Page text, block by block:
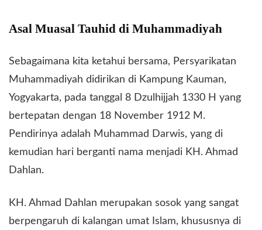
​Asal Muasal Tauhid di Muhammadiyah
​Sebagaimana kita ketahui bersama, Persyarikatan
Muhammadiyah didirikan di Kampung Kauman,
Yogyakarta, pada tanggal 8 Dzulhijjah 1330 H yang
bertepatan dengan 18 November 1912 M.
Pendirinya adalah Muhammad Darwis, yang di
kemudian hari berganti nama menjadi KH. Ahmad
Dahlan.
​KH. Ahmad Dahlan merupakan sosok yang sangat
berpengaruh di kalangan umat Islam, khususnya di